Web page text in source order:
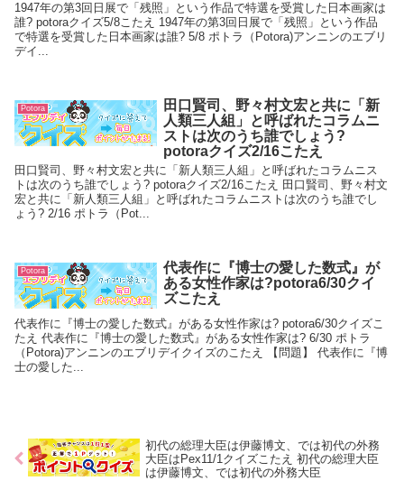
1947年の第3回日展で「残照」という作品で特選を受賞した日本画家は
誰? potoraクイズ5/8こたえ 1947年の第3回日展で「残照」という作品
で特選を受賞した日本画家は誰? 5/8 ポトラ（Potora)アンニンのエブリ
デイ...
Potora
田口賢司、野々村文宏と共に「新
人類三人組」と呼ばれたコラムニ
ストは次のうち誰でしょう?
potoraクイズ2/16こたえ
田口賢司、野々村文宏と共に「新人類三人組」と呼ばれたコラムニス
トは次のうち誰でしょう? potoraクイズ2/16こたえ 田口賢司、野々村文
宏と共に「新人類三人組」と呼ばれたコラムニストは次のうち誰でし
ょう? 2/16 ポトラ（Pot...
Potora
代表作に『博士の愛した数式』が
ある女性作家は?potora6/30クイ
ズこたえ
代表作に『博士の愛した数式』がある女性作家は? potora6/30クイズこ
たえ 代表作に『博士の愛した数式』がある女性作家は? 6/30 ポトラ
（Potora)アンニンのエブリデイクイズのこたえ 【問題】 代表作に『博
士の愛した...
初代の総理大臣は伊藤博文、では初代の外務
大臣はPex11/1クイズこたえ 初代の総理大臣
は伊藤博文、では初代の外務大臣